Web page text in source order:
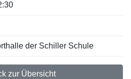
der Schiller Schule
zur Übersicht